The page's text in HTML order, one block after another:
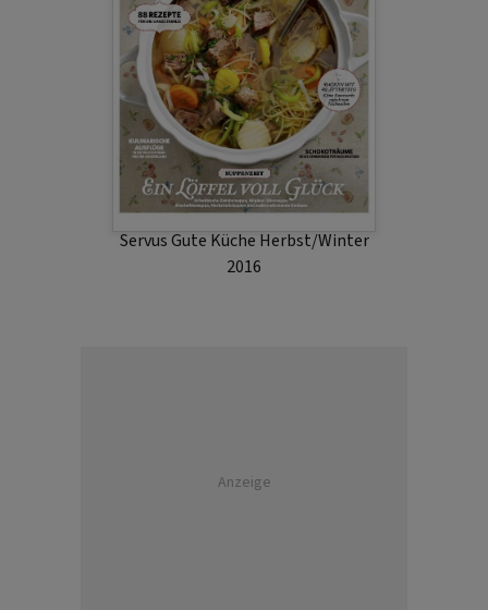
Servus Gute Küche Herbst/Winter
2016
Anzeige